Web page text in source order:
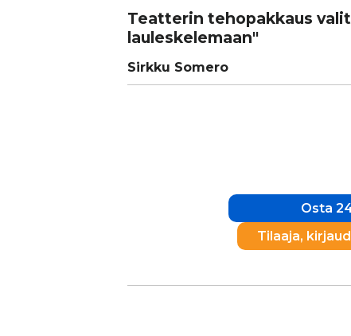
Teatterin teho­pak­kaus
lau­les­ke­le­maan"
Sirkku Somero
Osta
Tilaaja,